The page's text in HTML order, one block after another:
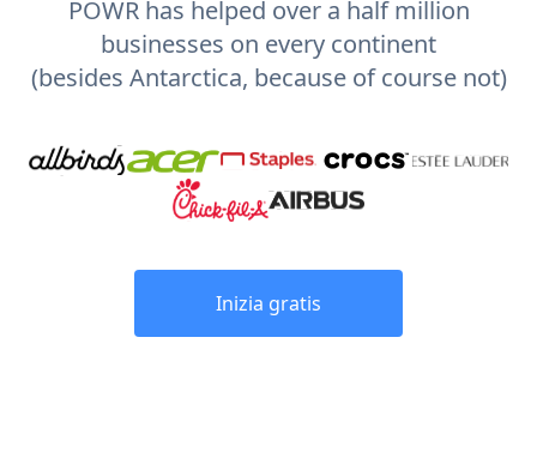
POWR has helped over a half million
businesses on every continent
(besides Antarctica, because of course not)
Inizia gratis